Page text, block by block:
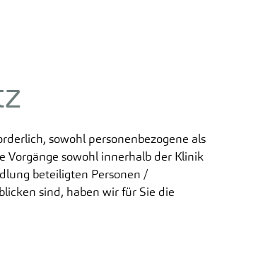
sowohl personenbezogene als
Vorgänge sowohl innerhalb der Klinik
beteiligten Personen /
sind, haben wir für Sie die